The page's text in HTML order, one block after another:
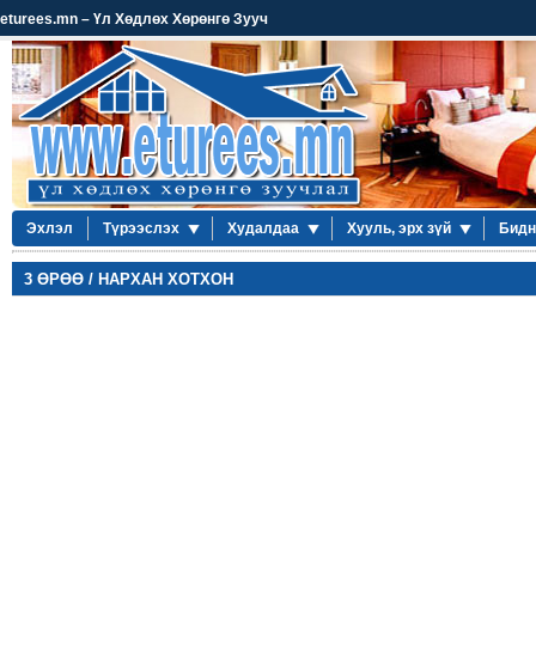
eturees.mn – Үл Хөдлөх Хөрөнгө Зууч
Эхлэл Түрээслэх Худалдаа Хууль, эрх зүй
3 ӨРӨӨ / НАРХАН ХОТХОН